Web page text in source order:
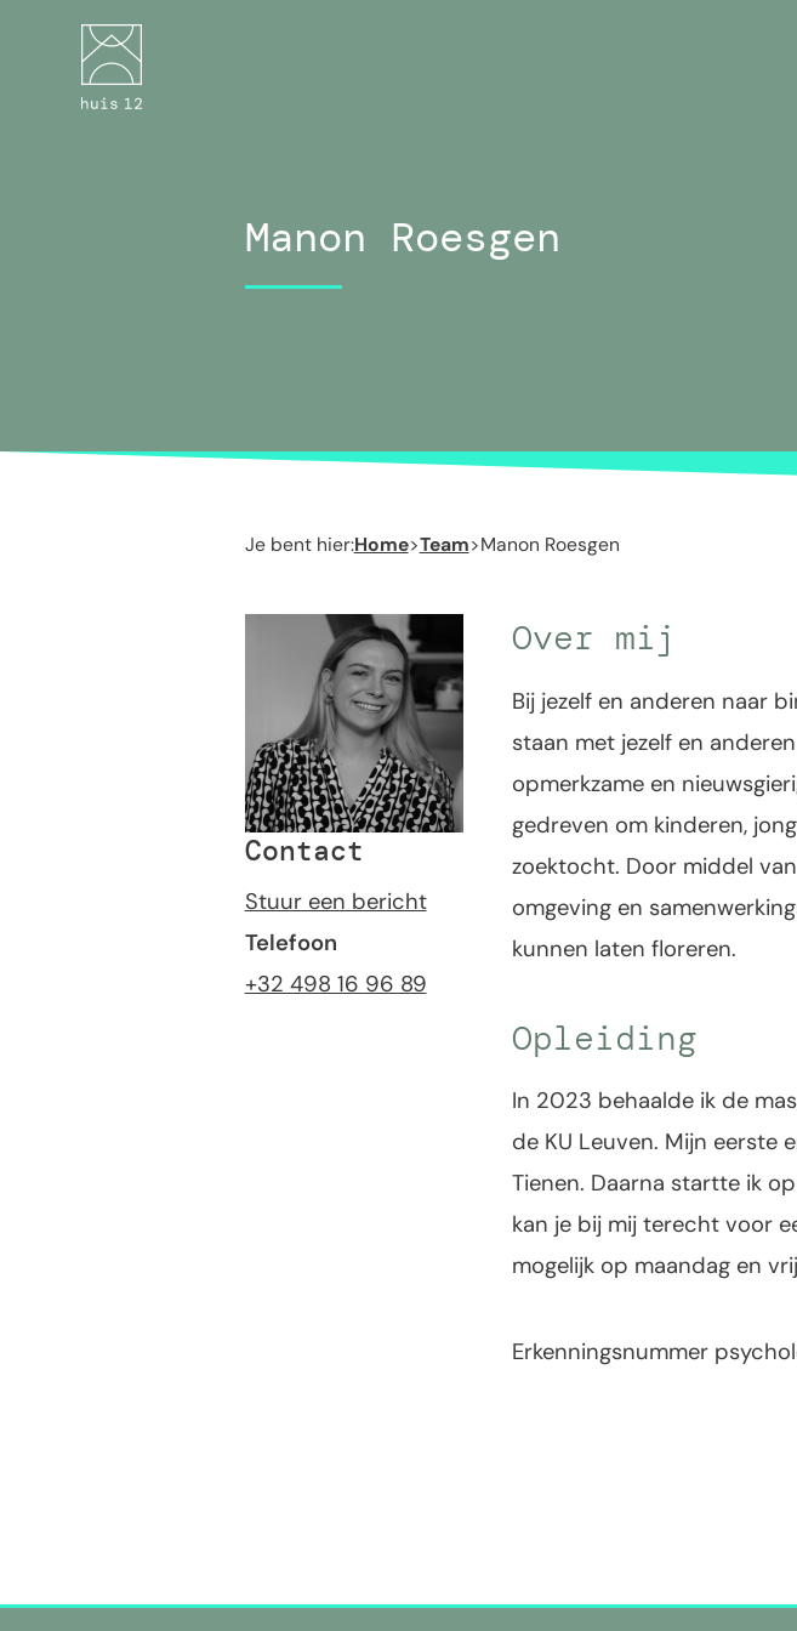
Manon Roesgen
Je bent hier:Home>Team>Manon Roesgen
Over mij
Bij jezelf en anderen naar
staan met jezelf en
opmerkzame en
gedreven om kinderen,
zoektocht. Door middel
omgeving en
kunnen laten floreren.
Opleiding
In 2023 behaalde ik de
de KU Leuven. Mijn eerste
Tienen. Daarna startte ik
kan je bij mij terecht voor
mogelijk op maandag en
Erkenningsnummer
Contact
Stuur een bericht
Telefoon
+32 498 16 96 89